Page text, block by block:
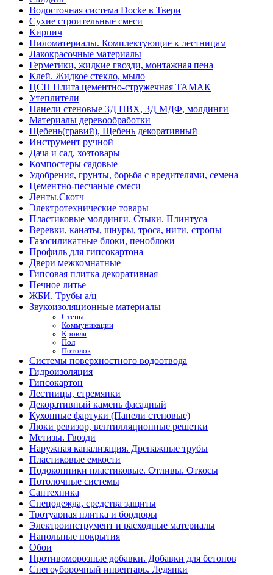
Водосточная система Docke в Твери
Сухие строительные смеси
Кирпич
Пиломатериалы. Комплектующие к лестницам
Лакокрасочные материалы
Герметики, жидкие гвозди, монтажная пена
Клей. Жидкое стекло, мыло
ЦСП Плита цементно-стружечная ТАМАК
Утеплители
Панели стеновые 3Д ПВХ, 3Д МДФ, молдинги
Материалы деревообработки
Щебень(гравий), Щебень декоративный
Инструмент ручной
Дача и сад, хозтовары
Компостеры садовые
Удобрения, грунты, борьба с вредителями, семена
Цементно-песчаные смеси
Ленты.Скотч
Электротехнические товары
Пластиковые молдинги. Стыки. Плинтуса
Веревки, канаты, шнуры, троса, нити, стропы
Газосиликатные блоки, пеноблоки
Профиль для гипсокартона
Двери межкомнатные
Гипсовая плитка декоративная
Печное литье
ЖБИ. Трубы а/ц
Звукоизоляционные материалы
Стены
Коммуникации
Кровля
Пол
Потолок
Системы поверхностного водоотвода
Гидроизоляция
Гипсокартон
Лестницы, стремянки
Декоративный камень фасадный
Кухонные фартуки (Панели стеновые)
Люки ревизор, вентилляционные решетки
Метизы. Гвозди
Наружная канализация. Дренажные трубы
Пластиковые емкости
Подоконники пластиковые. Отливы. Откосы
Потолочные системы
Сантехника
Спецодежда, средства защиты
Тротуарная плитка и бордюры
Электроинструмент и расходные материалы
Напольные покрытия
Обои
Противоморозные добавки. Добавки для бетонов
Снегоуборочный инвентарь. Ледянки